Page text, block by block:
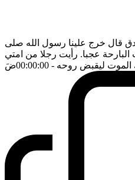
قال خرج علينا رسول الله صلى
البارحة عجبا. رأيت رجلا من امتي
الموت ليقبض روحه - 00:00:00 ضَ